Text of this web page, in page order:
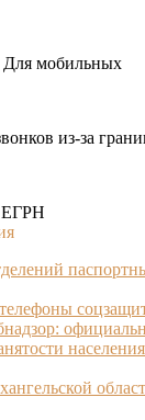
Для мобильных
из-за